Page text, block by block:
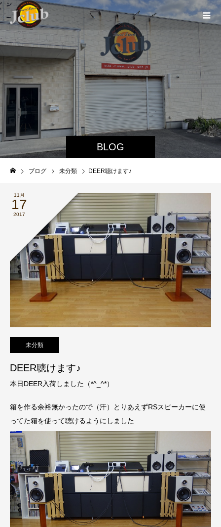
BLOG
ブログ 未分類 DEER聴けます♪
11月
17
2017
未分類
DEER聴けます♪
本日DEER入荷しました（*^_^*）
箱を作る余裕無かったので（汗）とりあえずRSスピーカーに使
ってた箱を使って聴けるようにしました